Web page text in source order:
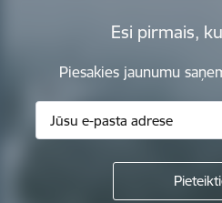
Esi pirmais,
Piesakies jaunumu